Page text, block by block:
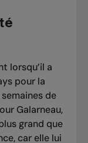
lorsqu’il a
pour la
de
Galarneau,
grand que
car elle lui